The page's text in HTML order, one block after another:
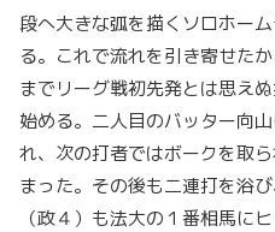
段へ大きな弧を描くソロホー
る。これで流れを引き寄せた
までリーグ戦初先発とは思え
始める。二人目のバッター向
れ、次の打者ではボークを取
まった。その後も二連打を浴
（政４）も法大の１番相馬に